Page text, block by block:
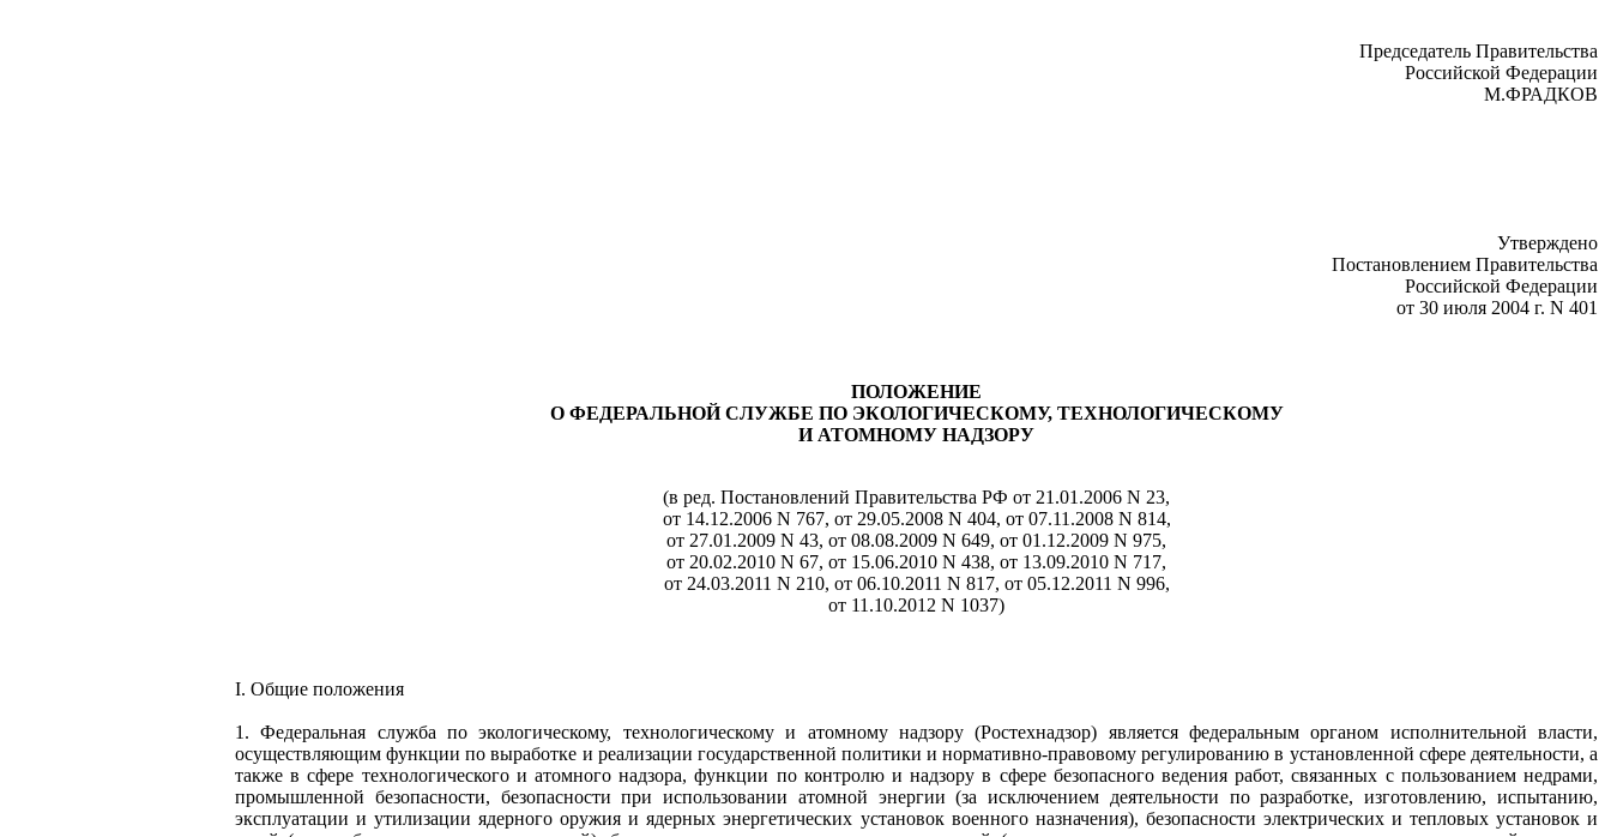
Председатель Правительства
Российской Федерации
М.ФРАДКОВ
Утверждено
Постановлением Правительства
Российской Федерации
от 30 июля 2004 г. N 401
ПОЛОЖЕНИЕ
О ФЕДЕРАЛЬНОЙ СЛУЖБЕ ПО ЭКОЛОГИЧЕСКОМУ, ТЕХНОЛОГИЧЕСКОМУ
И АТОМНОМУ НАДЗОРУ
(в ред. Постановлений Правительства РФ от 21.01.2006 N 23,
от 14.12.2006 N 767, от 29.05.2008 N 404, от 07.11.2008 N 814,
от 27.01.2009 N 43, от 08.08.2009 N 649, от 01.12.2009 N 975,
от 20.02.2010 N 67, от 15.06.2010 N 438, от 13.09.2010 N 717,
от 24.03.2011 N 210, от 06.10.2011 N 817, от 05.12.2011 N 996,
от 11.10.2012 N 1037)
I. Общие положения
1. Федеральная служба по экологическому, технологическому и атомному надзору (Ростехнадзор) является федеральным органом исполнительной власти,
осуществляющим функции по выработке и реализации государственной политики и нормативно-правовому регулированию в установленной сфере деятельности, а
также в сфере технологического и атомного надзора, функции по контролю и надзору в сфере безопасного ведения работ, связанных с пользованием недрами,
промышленной безопасности, безопасности при использовании атомной энергии (за исключением деятельности по разработке, изготовлению, испытанию,
эксплуатации и утилизации ядерного оружия и ядерных энергетических установок военного назначения), безопасности электрических и тепловых установок и